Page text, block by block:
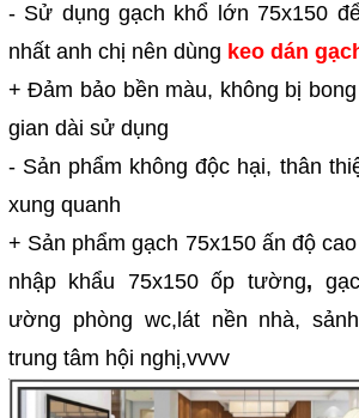
- Sử dụng gạch khổ lớn 75x150
nhất anh chị nên dùng keo dán
+ Đảm bảo bền màu, không bị
gian dài sử dụng
- Sản phẩm không độc hại, thân
xung quanh
+ Sản phẩm gạch 75x150 ấn độ
nhập khẩu 75x150 ốp tường,
ường phòng wc,lát nền nhà,
trung tâm hội nghị,vvvv